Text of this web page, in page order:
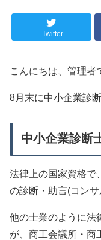
Twitter
こんにちは、管理者
8月末に中小企業診
中小企業診断
法律上の国家資格で
の診断・助言(コンサ
他の士業のように法
が、商工会議所・商